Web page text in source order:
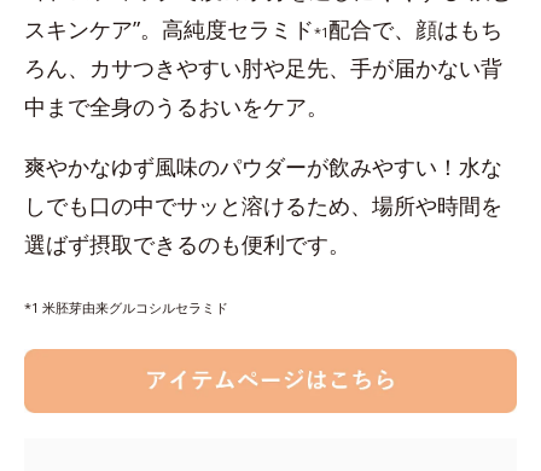
スキンケア”。高純度セラミド*1配合で、顔はもち
ろん、カサつきやすい肘や足先、手が届かない背
中まで全身のうるおいをケア。
爽やかなゆず風味のパウダーが飲みやすい！水な
しでも口の中でサッと溶けるため、場所や時間を
選ばず摂取できるのも便利です。
*1 米胚芽由来グルコシルセラミド